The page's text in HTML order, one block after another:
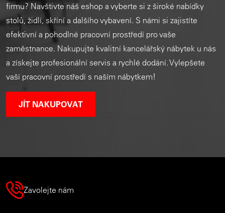
firmu? Navštivte náš eshop a vyberte si z široké nabídky
stolů, židlí, skříní a dalšího vybavení. S námi si zajistíte
efektivní a pohodlné pracovní prostředí pro vaše
zaměstnance. Nakupujte kvalitní kancelářský nábytek u nás
a získejte profesionální servis a rychlé dodání. Vylepšete
vaší pracovní prostředí s naším nábytkem!
JÍT NAKUPOVAT
Zavolejte nám